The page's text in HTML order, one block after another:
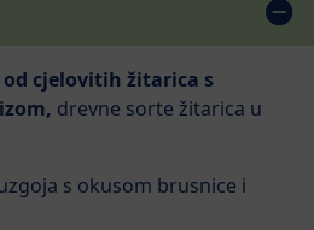
od cjelovitih žitarica s
drevne sorte žitarica u
s okusom brusnice i